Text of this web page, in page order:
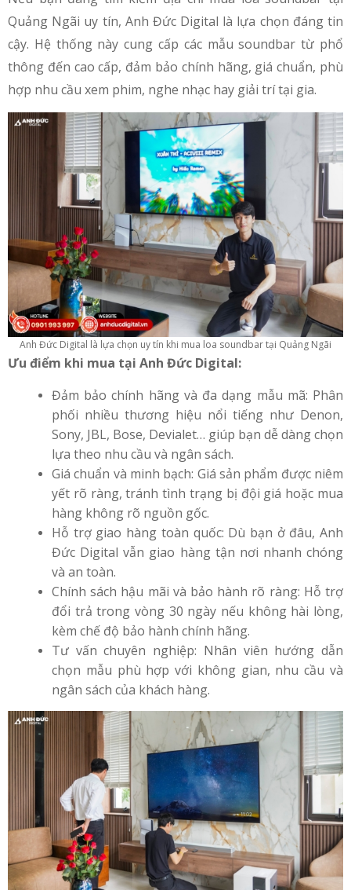
Quảng Ngãi uy tín, Anh Đức Digital là lựa chọn đáng tin
cậy. Hệ thống này cung cấp các mẫu soundbar từ phổ
thông đến cao cấp, đảm bảo chính hãng, giá chuẩn, phù
hợp nhu cầu xem phim, nghe nhạc hay giải trí tại gia.
Anh Đức Digital là lựa chọn uy tín khi mua loa soundbar tại Quảng Ngãi
Ưu điểm khi mua tại Anh Đức Digital:
Đảm bảo chính hãng và đa dạng mẫu mã: Phân
phối nhiều thương hiệu nổi tiếng như Denon,
Sony, JBL, Bose, Devialet… giúp bạn dễ dàng chọn
lựa theo nhu cầu và ngân sách.
Giá chuẩn và minh bạch: Giá sản phẩm được niêm
yết rõ ràng, tránh tình trạng bị đội giá hoặc mua
hàng không rõ nguồn gốc.
Hỗ trợ giao hàng toàn quốc: Dù bạn ở đâu, Anh
Đức Digital vẫn giao hàng tận nơi nhanh chóng
và an toàn.
Chính sách hậu mãi và bảo hành rõ ràng: Hỗ trợ
đổi trả trong vòng 30 ngày nếu không hài lòng,
kèm chế độ bảo hành chính hãng.
Tư vấn chuyên nghiệp: Nhân viên hướng dẫn
chọn mẫu phù hợp với không gian, nhu cầu và
ngân sách của khách hàng.